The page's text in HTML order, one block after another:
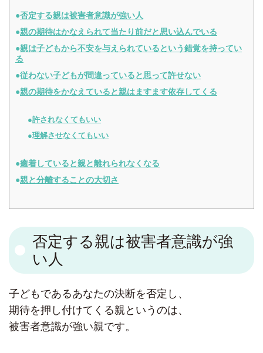
否定する親は被害者意識が強い人
親の期待はかなえられて当たり前だと思い込んでいる
親は子どもから不安を与えられているという錯覚を持ってい
る
従わない子どもが間違っていると思って許せない
親の期待をかなえていると親はますます依存してくる
許されなくてもいい
理解させなくてもいい
癒着していると親と離れられなくなる
親と分離することの大切さ
否定する親は被害者意識が強
い人
子どもであるあなたの決断を否定し、
期待を押し付けてくる親というのは、
被害者意識が強い親です。